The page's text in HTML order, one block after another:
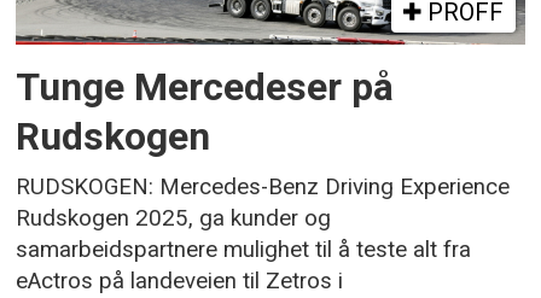
PROFF
Tunge Mercedeser på
Rudskogen
RUDSKOGEN: Mercedes-Benz Driving Experience
Rudskogen 2025, ga kunder og
samarbeidspartnere mulighet til å teste alt fra
eActros på landeveien til Zetros i